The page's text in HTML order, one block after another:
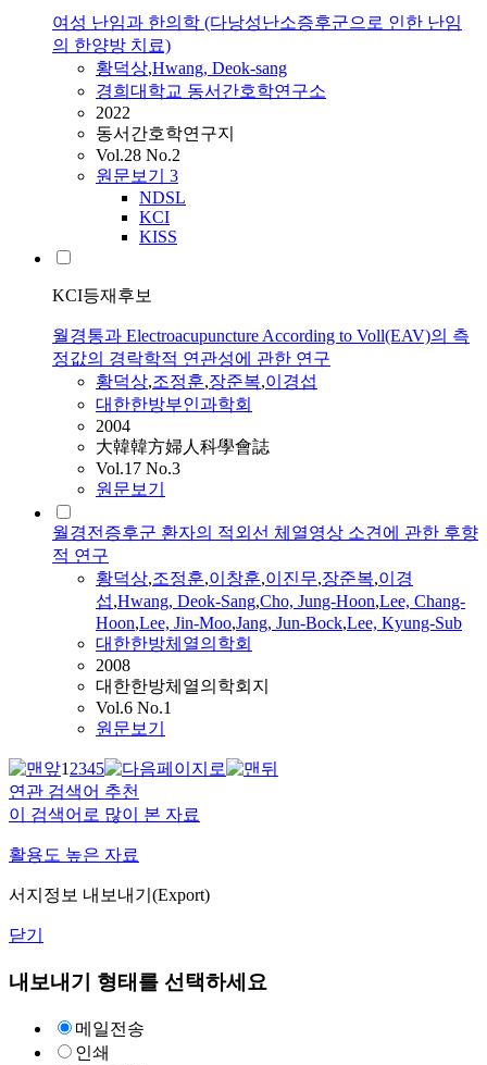
여성 난임과 한의학 (다낭성난소증후군으로 인한 난임
의 한양방 치료)
황덕상,Hwang, Deok-sang
경희대학교 동서간호학연구소
2022
동서간호학연구지
Vol.28 No.2
원문보기 3
NDSL
KCI
KISS
KCI등재후보
월경통과 Electroacupuncture According to Voll(EAV)의 측
정값의 경락학적 연관성에 관한 연구
황덕상,조정훈,장준복,이경섭
대한한방부인과학회
2004
大韓韓方婦人科學會誌
Vol.17 No.3
원문보기
월경전증후군 환자의 적외선 체열영상 소견에 관한 후향
적 연구
황덕상,조정훈,이창훈,이진무,장준복,이경
섭,Hwang, Deok-Sang,Cho, Jung-Hoon,Lee, Chang-
Hoon,Lee, Jin-Moo,Jang, Jun-Bock,Lee, Kyung-Sub
대한한방체열의학회
2008
대한한방체열의학회지
Vol.6 No.1
원문보기
12345
연관 검색어 추천
이 검색어로 많이 본 자료
활용도 높은 자료
서지정보 내보내기(Export)
닫기
내보내기 형태를 선택하세요
메일전송
인쇄